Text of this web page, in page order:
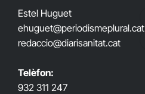
Estel Huguet
ehuguet@periodismeplural.cat
redaccio@diarisanitat.cat
Telèfon:
932 311 247